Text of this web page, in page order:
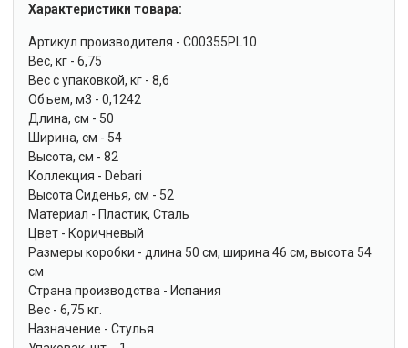
Характеристики товара:
Артикул производителя - C00355PL10
Вес, кг - 6,75
Вес с упаковкой, кг - 8,6
Объем, м3 - 0,1242
Длина, см - 50
Ширина, см - 54
Высота, см - 82
Коллекция - Debari
Высота Сиденья, см - 52
Материал - Пластик, Сталь
Цвет - Коричневый
Размеры коробки - длина 50 см, ширина 46 см, высота 54
см
Страна производства - Испания
Вес - 6,75 кг.
Назначение - Стулья